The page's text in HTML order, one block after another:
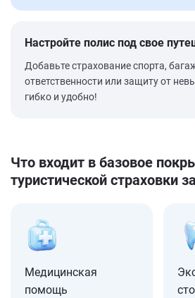
Настройте полис под свое
Добавьте страхование спорта,
ответственности или защиту от
гибко и удобно!
Что входит в базовое
туристической страховки
Медицинская
помощь